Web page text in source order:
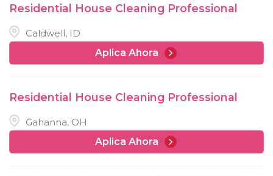
Residential House Cleaning Professional
Caldwell, ID
Aplica Ahora
Residential House Cleaning Professional
Gahanna, OH
Aplica Ahora